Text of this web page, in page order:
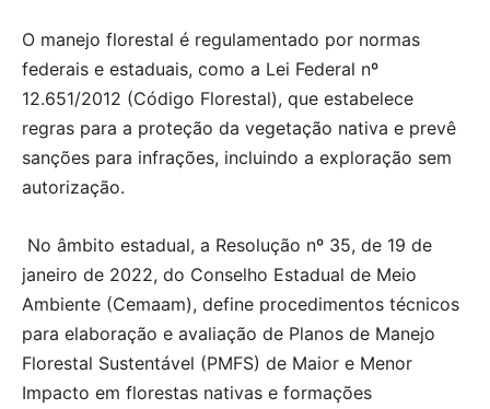
O manejo florestal é regulamentado por normas
federais e estaduais, como a Lei Federal nº
12.651/2012 (Código Florestal), que estabelece
regras para a proteção da vegetação nativa e prevê
sanções para infrações, incluindo a exploração sem
autorização.
No âmbito estadual, a Resolução nº 35, de 19 de
janeiro de 2022, do Conselho Estadual de Meio
Ambiente (Cemaam), define procedimentos técnicos
para elaboração e avaliação de Planos de Manejo
Florestal Sustentável (PMFS) de Maior e Menor
Impacto em florestas nativas e formações